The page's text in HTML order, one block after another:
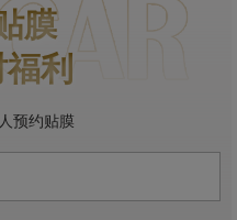
膜
利
人预约贴膜